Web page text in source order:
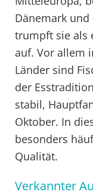
Dänemark
trumpft sie als
auf. Vor allem
Länder sind
der
stabil,
Oktober. In
besonders
Qualität.
Verkannter